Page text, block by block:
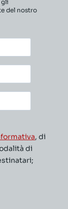
del nostro
, di
di